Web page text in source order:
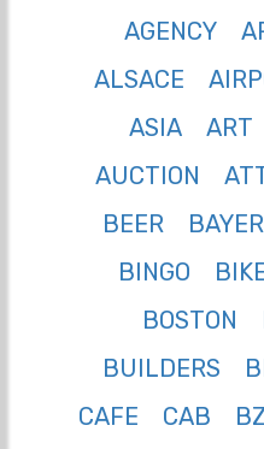
AGENCY
ALSACE
ART
ASIA
AUCTION
BEER
BINGO
BOSTON
BUILDERS
CAB
CAFE